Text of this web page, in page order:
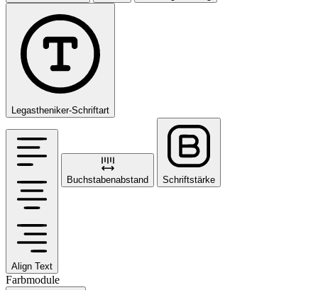
Legastheniker-Schriftart
Align Text
Buchstabenabstand Schriftstärke
Farbmodule